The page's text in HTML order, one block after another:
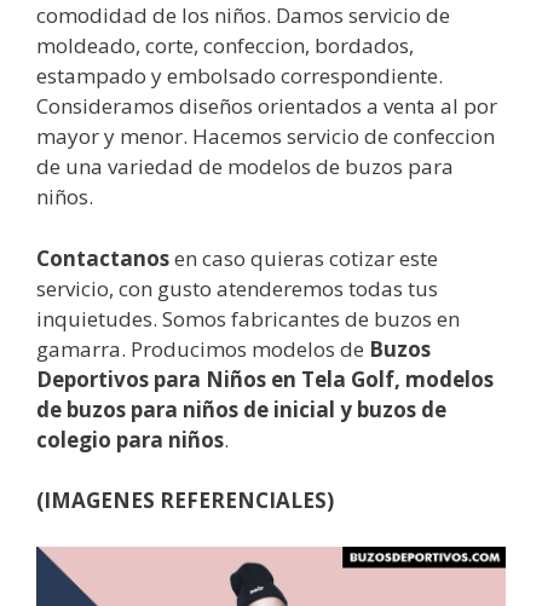
comodidad de los niños. Damos servicio de
moldeado, corte, confeccion, bordados,
estampado y embolsado correspondiente.
Consideramos diseños orientados a venta al por
mayor y menor. Hacemos servicio de confeccion
de una variedad de modelos de buzos para
niños.
Contactanosen caso quieras cotizar este
servicio, con gusto atenderemos todas tus
inquietudes. Somos fabricantes de buzos en
gamarra. Producimos modelos de Buzos
Deportivos para Niños en Tela Golf, modelos
de buzos para niños de inicial y buzos de
colegio para niños.
(IMAGENES REFERENCIALES)